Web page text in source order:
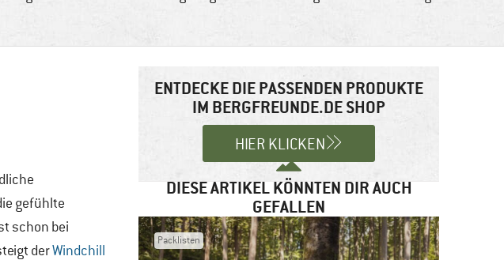
gefühlte
schon bei
derWindchill
ENTDECKE DIE PASSENDEN PRODUKTE
IM BERGFREUNDE.DE SHOP
HIER KLICKEN
DIESE ARTIKEL KÖNNTEN DIR AUCH
GEFALLEN
Packlisten